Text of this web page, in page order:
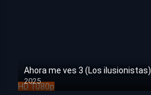
Ahora me ves 3 (Los ilusionistas)
2025
HD 1080p